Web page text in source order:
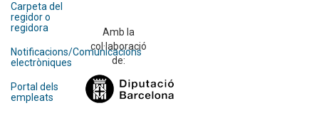
Carpeta del
regidor o
regidora
Notificacions/Comunicacions
electròniques
Portal dels
empleats
Amb la
col·laboració
de: